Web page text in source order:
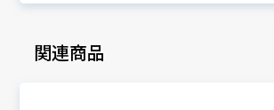
関連商品